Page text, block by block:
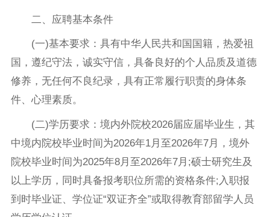
二、应聘基本条件
(一)基本要求：具有中华人民共和国国籍，热爱祖
国，遵纪守法，诚实守信，具备良好的个人品质及道德
修养，无任何不良纪录，具有正常履行职责的身体条
件、心理素质。
(二)学历要求：境内外院校2026届应届毕业生，其
中境内院校毕业时间为2026年1月至2026年7月，境外
院校毕业时间为2025年8月至2026年7月;硕士研究生及
以上学历，同时具备报考职位所需的资格条件;入职报
到时毕业证、学位证“双证齐全”或取得教育部留学人员